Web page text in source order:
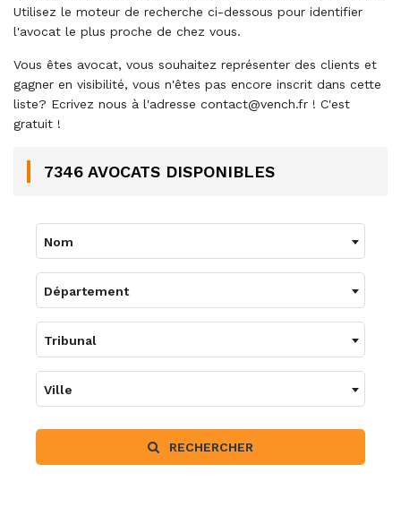
Utilisez le moteur de recherche ci-dessous pour identifier
l'avocat le plus proche de chez vous.
Vous êtes avocat, vous souhaitez représenter des clients et
gagner en visibilité, vous n'êtes pas encore inscrit dans cette
liste? Ecrivez nous à l'adresse contact@vench.fr ! C'est
gratuit !
7346 AVOCATS DISPONIBLES
Nom
Département
Tribunal
Ville
RECHERCHER